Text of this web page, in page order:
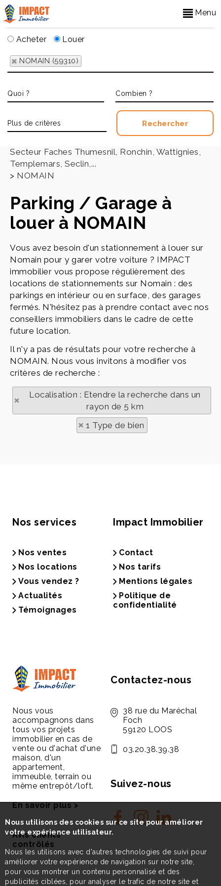
Menu
Acheter Louer
NOMAIN (59310)
Secteur Faches Thumesnil, Ronchin, Wattignies,
Templemars, Seclin,...
> NOMAIN
Parking / Garage à
louer à NOMAIN
Vous avez besoin d'un stationnement à louer sur
Nomain pour y garer votre voiture ? IMPACT
immobilier vous propose régulièrement des
locations de stationnements sur Nomain : des
parkings en intérieur ou en surface, des garages
fermés. N'hésitez pas à prendre contact avec nos
conseillers immobiliers dans le cadre de cette
future location.
Il n'y a pas de résultats pour votre recherche à
NOMAIN. Nous vous invitons à modifier vos
critères de recherche :
Localisation : Etendre la recherche dans un
rayon de 5 km
1 Type de bien
Nos services
Nos ventes
Nos locations
Vous vendez ?
Actualités
Témoignages
Impact Immobilier
Contact
Nos tarifs
Mentions légales
Politique de
confidentialité
Nous vous
accompagnons dans
tous vos projets
immobilier en cas de
vente ou d'achat d'une
maison, d'un
appartement,
immeuble, terrain ou
même entrepôt/loft.
En savoir plus >
Avis clients
contrôlés
Contactez-nous
38 rue du Maréchal
Foch
59120 LOOS
03.20.38.39.38
Suivez-nous
Nous utilisons des cookies sur ce site pour améliorer
votre expérience utilisateur.
Nous les utilisons avec d'autres technologies de suivi pour
améliorer votre expérience de navigation sur notre site,
pour vous montrer un contenu personnalisé et des
publicités ciblées, pour analyser le trafic de notre site et